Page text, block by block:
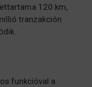
120 km,
tranzakción
funkcióval a